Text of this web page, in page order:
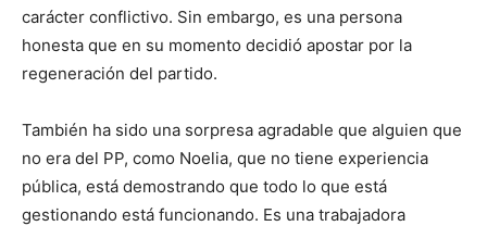
carácter conflictivo. Sin embargo, es una persona
honesta que en su momento decidió apostar por la
regeneración del partido.
También ha sido una sorpresa agradable que alguien que
no era del PP, como Noelia, que no tiene experiencia
pública, está demostrando que todo lo que está
gestionando está funcionando. Es una trabajadora